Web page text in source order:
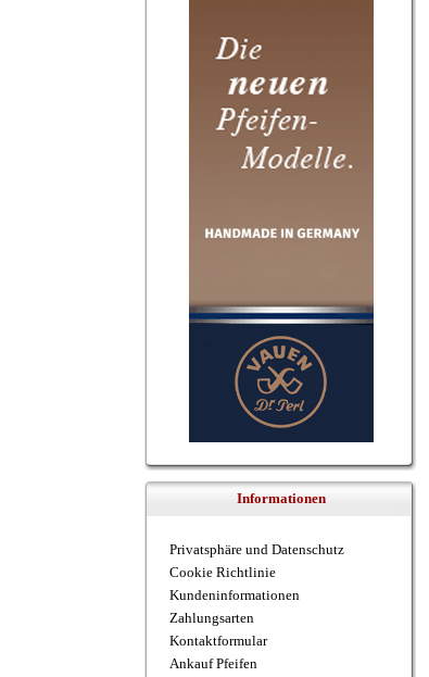
Informationen
Privatsphäre und Datenschutz
Cookie Richtlinie
Kundeninformationen
Zahlungsarten
Kontaktformular
Ankauf Pfeifen